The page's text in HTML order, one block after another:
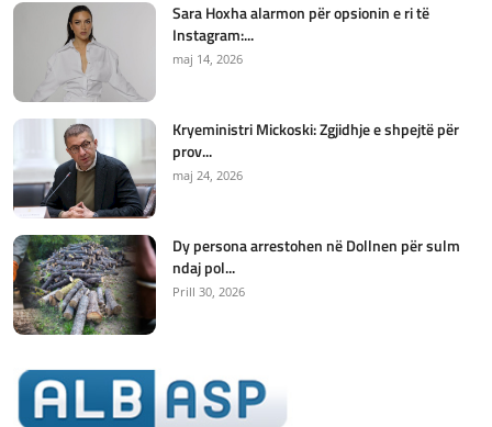
Sara Hoxha alarmon për opsionin e ri të
Instagram:...
maj 14, 2026
Kryeministri Mickoski: Zgjidhje e shpejtë për
prov...
maj 24, 2026
Dy persona arrestohen në Dollnen për sulm
ndaj pol...
Prill 30, 2026